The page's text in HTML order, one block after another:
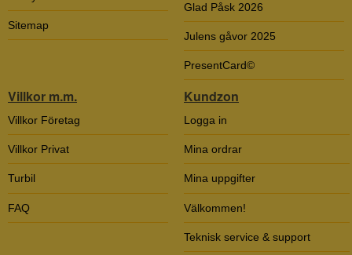
Sitemap
Glad Påsk 2026
Julens gåvor 2025
PresentCard©
Villkor m.m.
Villkor Företag
Villkor Privat
Turbil
FAQ
Kundzon
Logga in
Mina ordrar
Mina uppgifter
Välkommen!
Teknisk service & support